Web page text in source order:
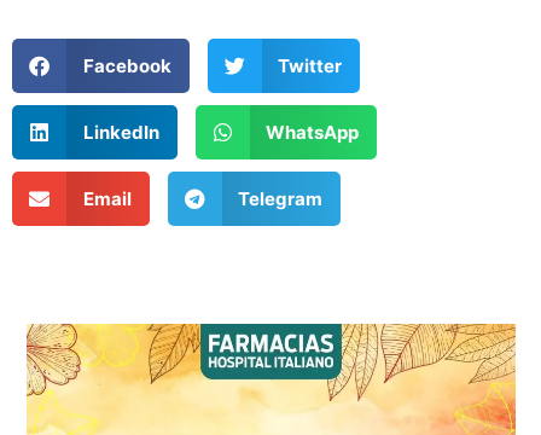
Facebook Twitter
LinkedIn WhatsApp
Email Telegram